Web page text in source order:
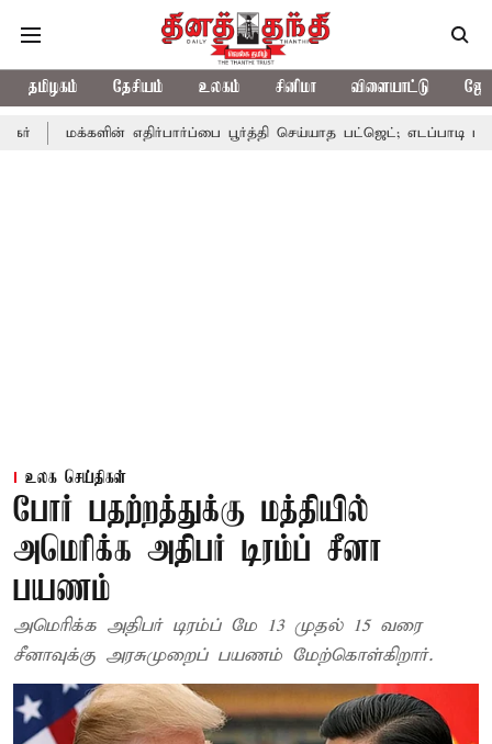
தமிழகம் தேசியம் உலகம் சினிமா விளையாட்டு
எதிர்பார்ப்பை பூர்த்தி செய்யாத பட்ஜெட்; எடப்பாடி பழனிசாமி
உலக செய்திகள்
போர் பதற்றத்துக்கு மத்தியில்
அமெரிக்க அதிபர் டிரம்ப் சீனா
பயணம்
அமெரிக்க அதிபர் டிரம்ப் மே 13 முதல் 15 வரை
சீனாவுக்கு அரசுமுறைப் பயணம் மேற்கொள்கிறார்.